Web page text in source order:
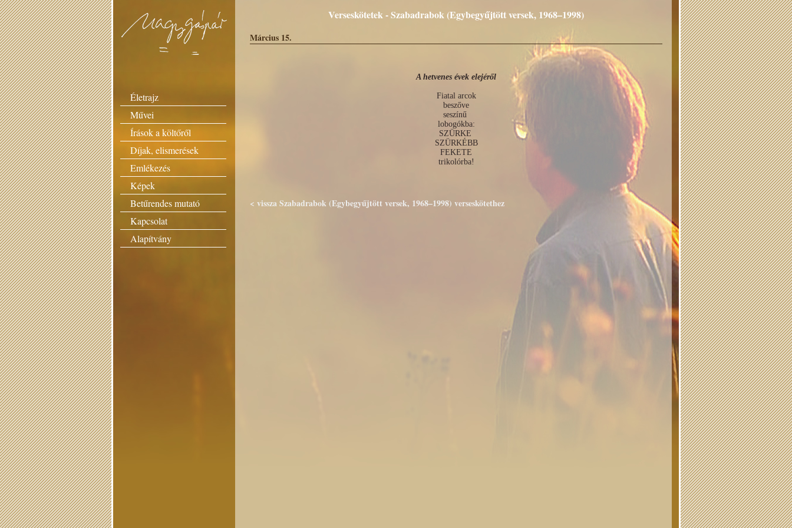
Életrajz
Művei
Írások a költőről
Díjak, elismerések
Emlékezés
Képek
Betűrendes mutató
Kapcsolat
Alapítvány
Verseskötetek - Szabadrabok (Egybegyűjtött versek, 1968–1998)
Március 15.
A hetvenes évek elejéről
Fiatal arcok
beszőve
seszínű
lobogókba:
SZÜRKE
SZÜRKÉBB
FEKETE
trikolórba!
< vissza Szabadrabok (Egybegyűjtött versek, 1968–1998) verseskötethez